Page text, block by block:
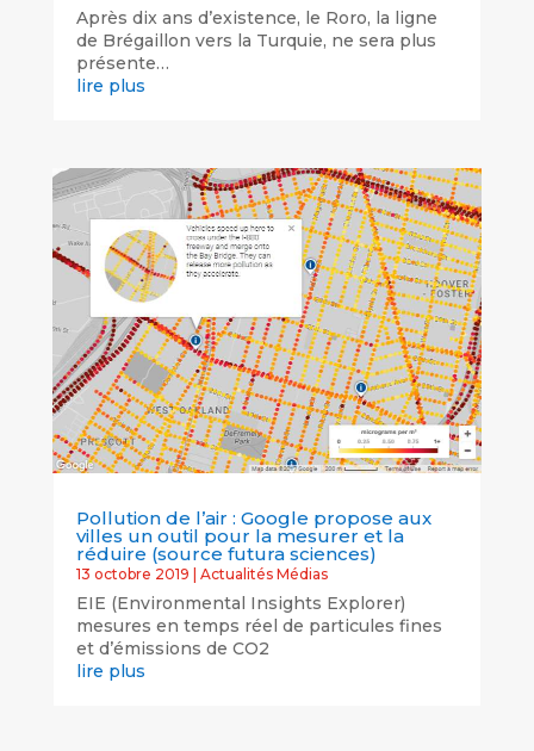
Après dix ans d’existence, le Roro, la ligne
de Brégaillon vers la Turquie, ne sera plus
présente…
lire plus
Pollution de l’air : Google propose aux
villes un outil pour la mesurer et la
réduire (source futura sciences)
13 octobre 2019 Actualités Médias
EIE (Environmental Insights Explorer)
mesures en temps réel de particules fines
et d’émissions de CO2
lire plus